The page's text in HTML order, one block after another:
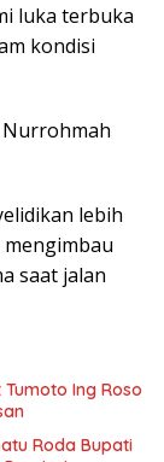
luka terbuka
kondisi
Nurrohmah
lebih
saat jalan
Ing Roso
Roda Bupati